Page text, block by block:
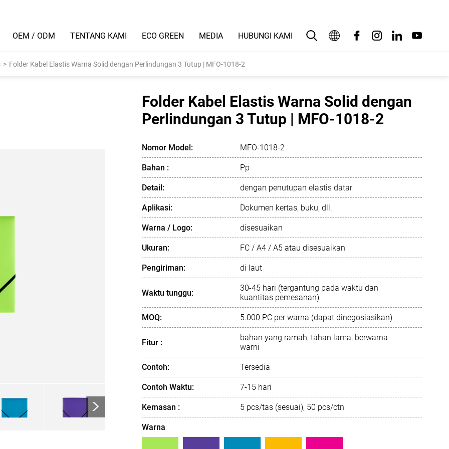
OEM / ODM TENTANG KAMI ECO GREEN MEDIA HUBUNGI KAMI
بالعربية
Français
Italiano
Português
> Folder Kabel Elastis Warna Solid dengan Perlindungan 3 Tutup | MFO-1018-2
>
Folder Kabel Elastis Warna Solid dengan
Perlindungan 3 Tutup | MFO-1018-2
Nomor Model: MFO-1018-2
Bahan : Pp
Detail: dengan penutupan elastis datar
Aplikasi: Dokumen kertas, buku, dll.
Warna / Logo: disesuaikan
Ukuran: FC / A4 / A5 atau disesuaikan
Pengiriman: di laut
Waktu tunggu:
30-45 hari (tergantung pada waktu dan
kuantitas pemesanan)
MOQ: 5.000 PC per warna (dapat dinegosiasikan)
Fitur :
bahan yang ramah, tahan lama, berwarna -
warni
Contoh: Tersedia
Contoh Waktu: 7-15 hari
Kemasan : 5 pcs/tas (sesuai), 50 pcs/ctn
Warna